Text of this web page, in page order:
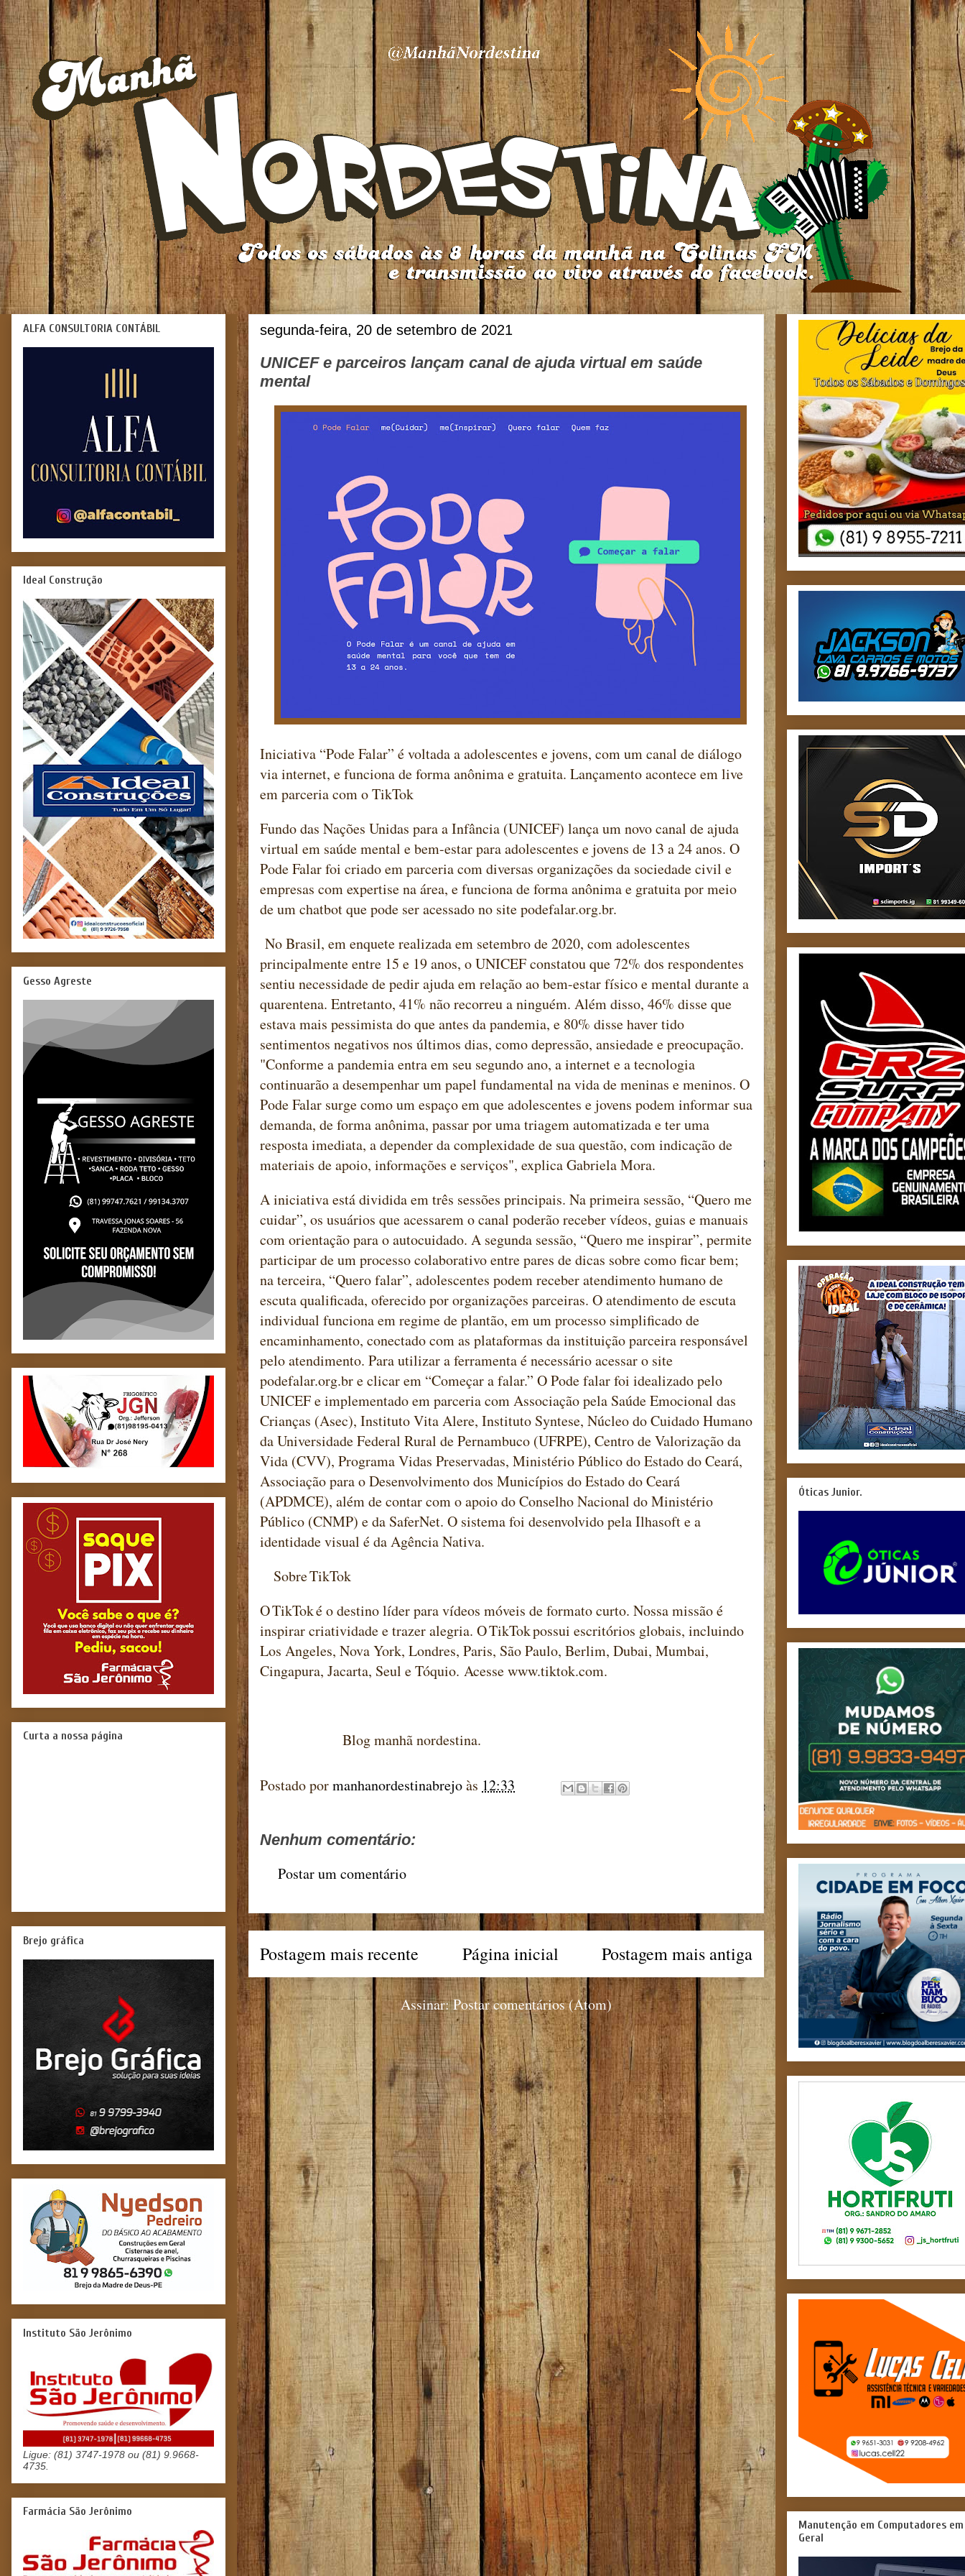
segunda-feira, 20 de setembro de 2021
UNICEF e parceiros lançam canal de ajuda virtual em saúde
mental
Iniciativa “Pode Falar” é voltada a adolescentes e jovens, com um canal de diálogo
via internet, e funciona de forma anônima e gratuita. Lançamento acontece em live
em parceria com o TikTok
Fundo das Nações Unidas para a Infância (UNICEF) lança um novo canal de ajuda
virtual em saúde mental e bem-estar para adolescentes e jovens de 13 a 24 anos. O
Pode Falar foi criado em parceria com diversas organizações da sociedade civil e
empresas com expertise na área, e funciona de forma anônima e gratuita por meio
de um chatbot que pode ser acessado no site podefalar.org.br.
No Brasil, em enquete realizada em setembro de 2020, com adolescentes
principalmente entre 15 e 19 anos, o UNICEF constatou que 72% dos respondentes
sentiu necessidade de pedir ajuda em relação ao bem-estar físico e mental durante a
quarentena. Entretanto, 41% não recorreu a ninguém. Além disso, 46% disse que
estava mais pessimista do que antes da pandemia, e 80% disse haver tido
sentimentos negativos nos últimos dias, como depressão, ansiedade e preocupação.
"Conforme a pandemia entra em seu segundo ano, a internet e a tecnologia
continuarão a desempenhar um papel fundamental na vida de meninas e meninos. O
Pode Falar surge como um espaço em que adolescentes e jovens podem informar sua
demanda, de forma anônima, passar por uma triagem automatizada e ter uma
resposta imediata, a depender da complexidade de sua questão, com indicação de
materiais de apoio, informações e serviços", explica Gabriela Mora.
A iniciativa está dividida em três sessões principais. Na primeira sessão, “Quero me
cuidar”, os usuários que acessarem o canal poderão receber vídeos, guias e manuais
com orientação para o autocuidado. A segunda sessão, “Quero me inspirar”, permite
participar de um processo colaborativo entre pares de dicas sobre como ficar bem;
na terceira, “Quero falar”, adolescentes podem receber atendimento humano de
escuta qualificada, oferecido por organizações parceiras. O atendimento de escuta
individual funciona em regime de plantão, em um processo simplificado de
encaminhamento, conectado com as plataformas da instituição parceira responsável
pelo atendimento. Para utilizar a ferramenta é necessário acessar o site
podefalar.org.br e clicar em “Começar a falar.” O Pode falar foi idealizado pelo
UNICEF e implementado em parceria com Associação pela Saúde Emocional das
Crianças (Asec), Instituto Vita Alere, Instituto Syntese, Núcleo do Cuidado Humano
da Universidade Federal Rural de Pernambuco (UFRPE), Centro de Valorização da
Vida (CVV), Programa Vidas Preservadas, Ministério Público do Estado do Ceará,
Associação para o Desenvolvimento dos Municípios do Estado do Ceará
(APDMCE), além de contar com o apoio do Conselho Nacional do Ministério
Público (CNMP) e da SaferNet. O sistema foi desenvolvido pela Ilhasoft e a
identidade visual é da Agência Nativa.
Sobre TikTok
O TikTok é o destino líder para vídeos móveis de formato curto. Nossa missão é
inspirar criatividade e trazer alegria. O TikTok possui escritórios globais, incluindo
Los Angeles, Nova York, Londres, Paris, São Paulo, Berlim, Dubai, Mumbai,
Cingapura, Jacarta, Seul e Tóquio. Acesse www.tiktok.com.
Blog manhã nordestina.
Postado pormanhanordestinabrejoàs 12:33
Nenhum comentário:
Postar um comentário
Postagem mais recente Postagem mais antiga
Página inicial
Assinar:Postar comentários (Atom)
ALFA CONSULTORIA CONTÁBIL
Ideal Construção
Gesso Agreste
Curta a nossa página
Brejo gráfica
Instituto São Jerônimo
Ligue: (81) 3747-1978 ou (81) 9.9668-
4735.
Farmácia São Jerônimo
Óticas Junior.
Manutenção em Computadores em
Geral